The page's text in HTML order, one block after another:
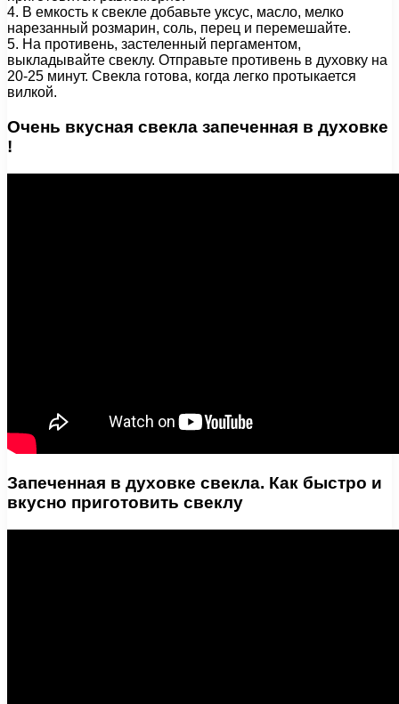
4. В емкость к свекле добавьте уксус, масло, мелко
нарезанный розмарин, соль, перец и перемешайте.
5. На противень, застеленный пергаментом,
выкладывайте свеклу. Отправьте противень в духовку на
20-25 минут. Свекла готова, когда легко протыкается
вилкой.
Очень вкусная свекла запеченная в духовке
!
Запеченная в духовке свекла. Как быстро и
вкусно приготовить свеклу